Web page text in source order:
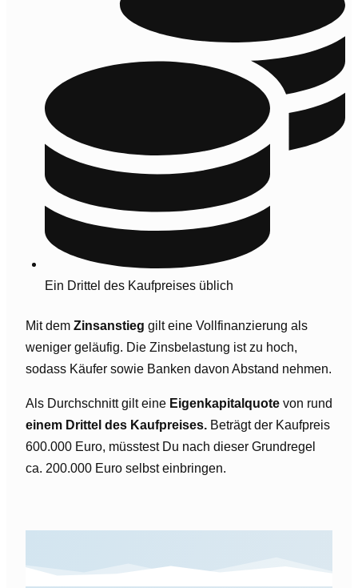
Ein Drittel des Kaufpreises üblich
Mit dem Zinsanstieg gilt eine Vollfinanzierung als
weniger geläufig. Die Zinsbelastung ist zu hoch,
sodass Käufer sowie Banken davon Abstand nehmen.
Als Durchschnitt gilt eine Eigenkapitalquote von rund
einem Drittel des Kaufpreises. Beträgt der Kaufpreis
600.000 Euro, müsstest Du nach dieser Grundregel
ca. 200.000 Euro selbst einbringen.